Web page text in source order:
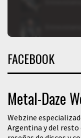
FACEBOOK
Metal-Daze
Webzine
Argentina y del